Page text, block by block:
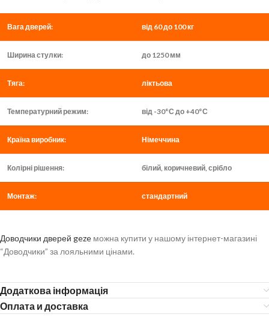
Вага дверей: від 60 до 100 кг
Ширина стулки: до 1250 мм
Тяга: ліктьова
Температурний режим: від -30°С до +40°С
Країна виробник: Німеччина
Колірні рішення: білий, коричневий, срібло
Монтаж: стандартний
Доводчики дверей geze можна купити у нашому інтернет-магазині
“Доводчики” за лояльними цінами.
Додаткова інформація
Оплата и доставка